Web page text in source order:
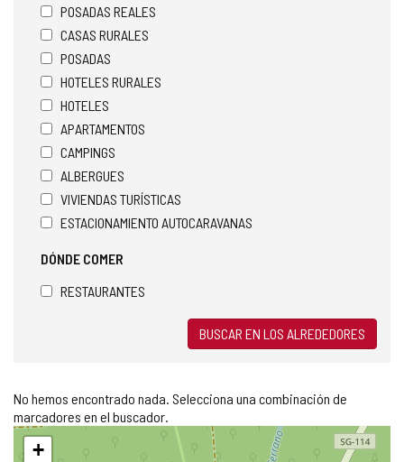
POSADAS REALES
CASAS RURALES
POSADAS
HOTELES RURALES
HOTELES
APARTAMENTOS
CAMPINGS
ALBERGUES
VIVIENDAS TURÍSTICAS
ESTACIONAMIENTO AUTOCARAVANAS
DÓNDE COMER
RESTAURANTES
BUSCAR EN LOS ALREDEDORES
No hemos encontrado nada. Selecciona una combinación de
marcadores en el buscador.
Saltar
mapa
+